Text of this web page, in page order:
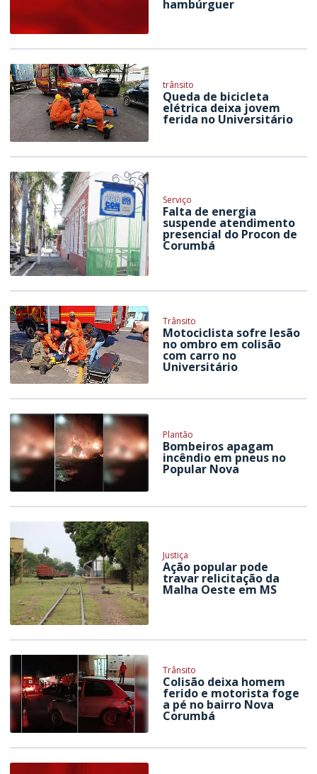
hambúrguer
trânsito
Queda de bicicleta
elétrica deixa jovem
ferida no Universitário
Serviço
Falta de energia
suspende atendimento
presencial do Procon de
Corumbá
Trânsito
Motociclista sofre lesão
no ombro em colisão
com carro no
Universitário
Plantão
Bombeiros apagam
incêndio em pneus no
Popular Nova
Justiça
Ação popular pode
travar relicitação da
Malha Oeste em MS
Trânsito
Colisão deixa homem
ferido e motorista foge
a pé no bairro Nova
Corumbá